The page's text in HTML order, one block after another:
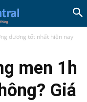
dương tốt nhất hiện nay
men 1h
Giá